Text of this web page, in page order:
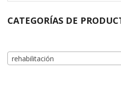
CATEGORÍAS DE
rehabilitación